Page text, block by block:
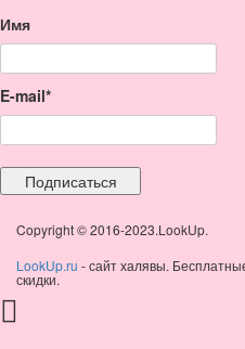
Имя
E-mail*
Copyright © 2016-2023.LookUp.
LookUp.ru - сайт халявы.
скидки.